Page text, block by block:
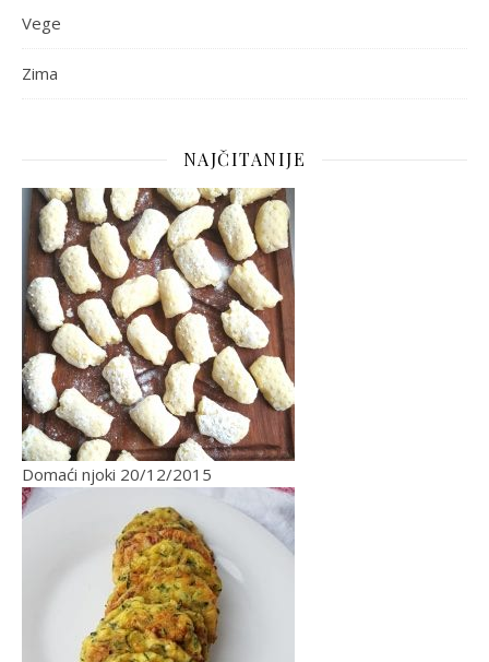
Vege
Zima
NAJČITANIJE
Domaći njoki 20/12/2015